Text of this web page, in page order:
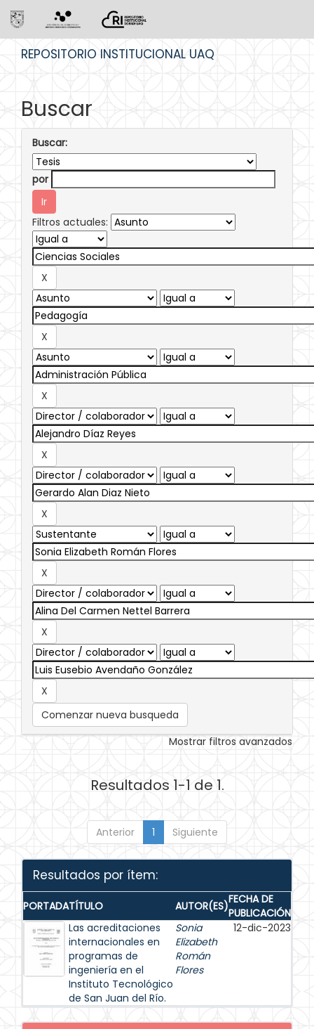
REPOSITORIO INSTITUCIONAL UAQ
Buscar
Buscar:
por
Filtros actuales:
Comenzar nueva busqueda
Mostrar filtros avanzados
Resultados 1-1 de 1.
Anterior 1 Siguiente
Resultados por ítem:
PORTADATÍTULO AUTOR(ES)FECHA DE
PUBLICACIÓN
Las acreditaciones
internacionales en
programas de
ingeniería en el
Instituto Tecnológico
de San Juan del Río.
Sonia
Elizabeth
Román
Flores
12-dic-2023